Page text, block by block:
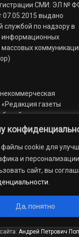
cookie для
и персонализации
сайт, вы
Да, понятно
СМИ: ЭЛ №
07.05.2015 выдано
службой по надзору в
информационных
массовых
газеты
дом
Автономная
учреждение
Андрей Петрович